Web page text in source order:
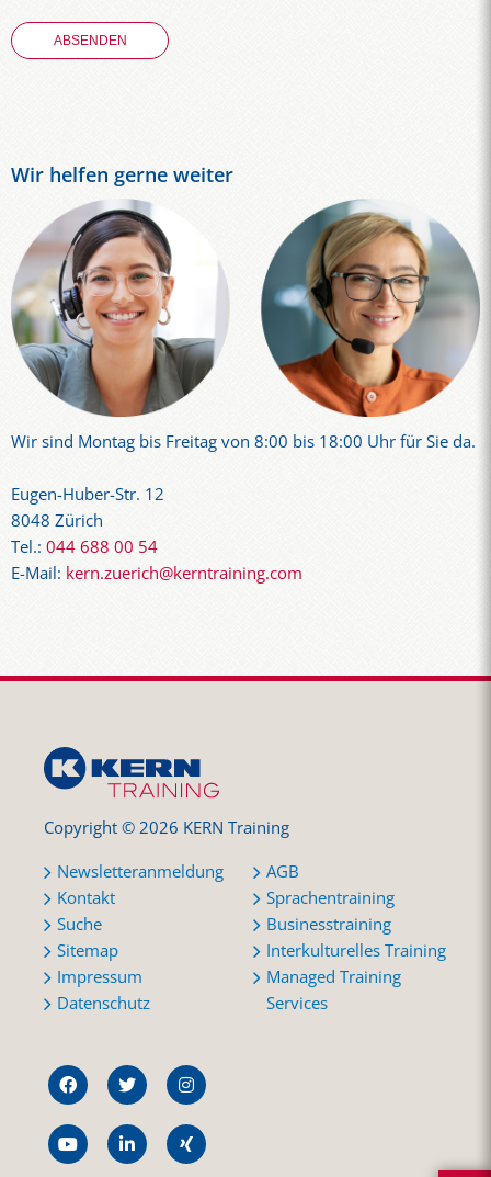
Wir helfen gerne weiter
Wir sind Montag bis Freitag von 8:00 bis 18:00 Uhr für Sie da.
Eugen-Huber-Str. 12
8048 Zürich
Tel.: 044 688 00 54
E-Mail: kern.zuerich@kerntraining.com
Copyright © 2026 KERN Training
Newsletteranmeldung
Kontakt
Suche
Sitemap
Impressum
Datenschutz
AGB
Sprachentraining
Businesstraining
Interkulturelles Training
Managed Training
Services